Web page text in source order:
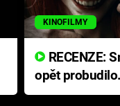
KINOFILMY
opět
přichází s